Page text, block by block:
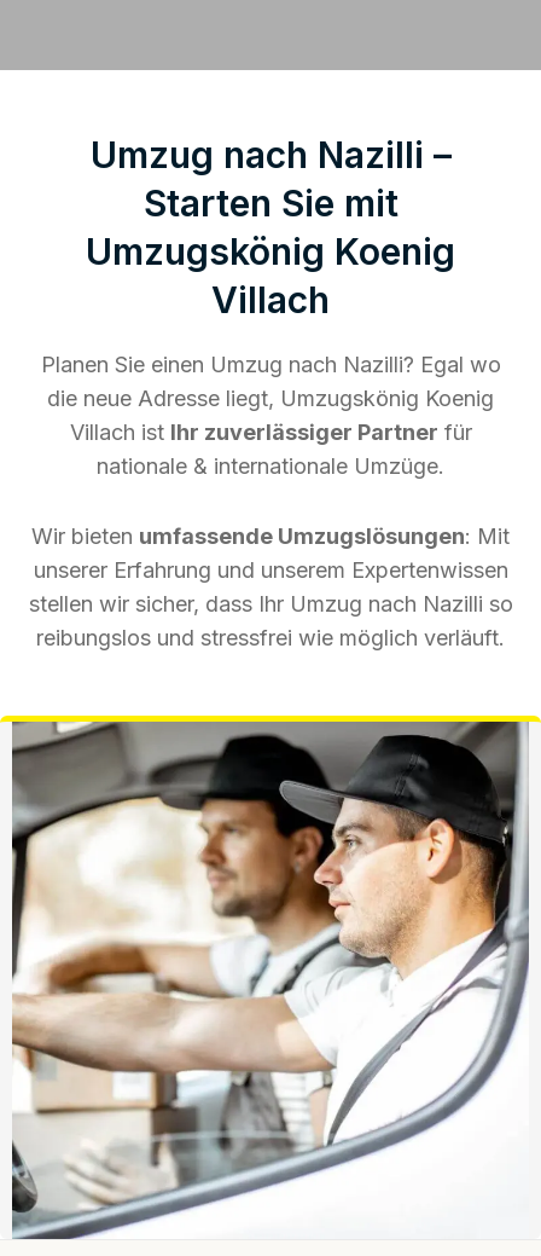
Umzug nach Nazilli –
Starten Sie mit
Umzugskönig Koenig
Villach
Planen Sie einen Umzug nach Nazilli? Egal wo
die neue Adresse liegt, Umzugskönig Koenig
Villach ist Ihr zuverlässiger Partner für
nationale & internationale Umzüge.
Wir bieten umfassende Umzugslösungen: Mit
unserer Erfahrung und unserem Expertenwissen
stellen wir sicher, dass Ihr Umzug nach Nazilli so
reibungslos und stressfrei wie möglich verläuft.